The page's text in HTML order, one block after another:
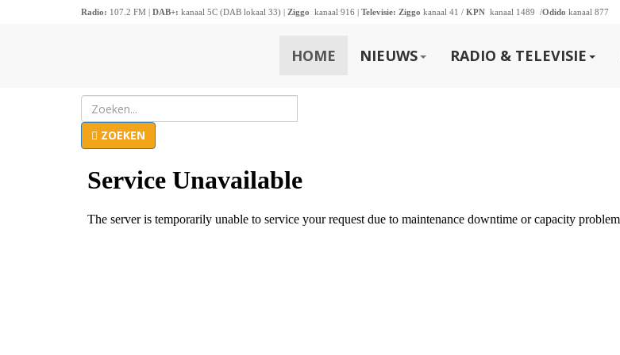
Radio: 107.2 FM | DAB+: kanaal 5C (DAB lokaal 33) | Ziggo kanaal 916 | Televisie: Ziggo kanaal 41 / KPN kanaal 1489 /Odido kanaal 877
HOME NIEUWS RADIO & TELEVISIE
ZOEKEN